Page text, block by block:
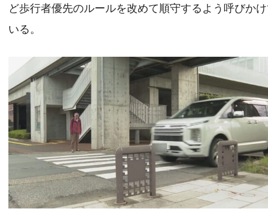
ど歩行者優先のルールを改めて順守するよう呼びか
いる。